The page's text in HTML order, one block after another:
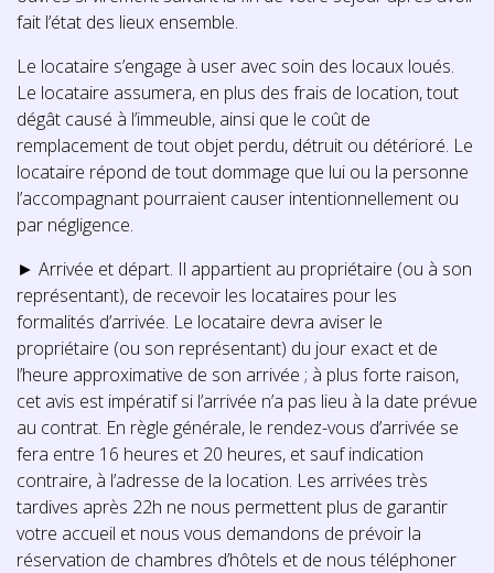
fait l’état des lieux ensemble.
Le locataire s’engage à user avec soin des locaux loués.
Le locataire assumera, en plus des frais de location, tout
dégât causé à l’immeuble, ainsi que le coût de
remplacement de tout objet perdu, détruit ou détérioré. Le
locataire répond de tout dommage que lui ou la personne
l’accompagnant pourraient causer intentionnellement ou
par négligence.
► Arrivée et départ. Il appartient au propriétaire (ou à son
représentant), de recevoir les locataires pour les
formalités d’arrivée. Le locataire devra aviser le
propriétaire (ou son représentant) du jour exact et de
l’heure approximative de son arrivée ; à plus forte raison,
cet avis est impératif si l’arrivée n’a pas lieu à la date prévue
au contrat. En règle générale, le rendez-vous d’arrivée se
fera entre 16 heures et 20 heures, et sauf indication
contraire, à l’adresse de la location. Les arrivées très
tardives après 22h ne nous permettent plus de garantir
votre accueil et nous vous demandons de prévoir la
réservation de chambres d’hôtels et de nous téléphoner